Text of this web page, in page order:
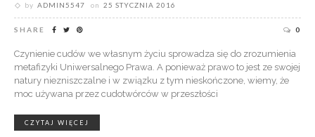
by ADMIN5547 on 25 STYCZNIA 2016
SHARE 0
Czynienie cudów we własnym życiu sprowadza się do zrozumienia
metafizyki Uniwersalnego Prawa. A ponieważ prawo to jest ze swojej
natury niezniszczalne i w związku z tym nieskończone, wiemy, że
moc używana przez cudotwórców w przeszłości
CZYTAJ WIĘCEJ